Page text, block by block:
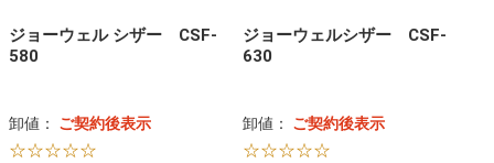
ジョーウェル シザー CSF-
580
卸値： ご契約後表示
☆☆☆☆☆
ジョーウェルシザー CSF-
630
卸値： ご契約後表示
☆☆☆☆☆